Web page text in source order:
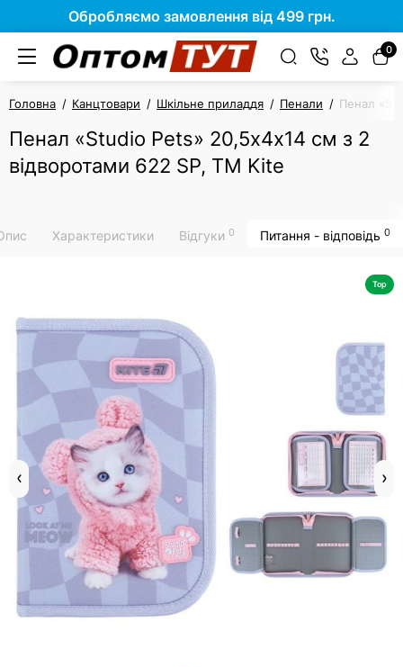
Обробляємо замовлення від 499 грн.
0
Головна Канцтовари Шкільне приладдя Пенали Пенал
Пенал «Studio Pets» 20,5х4х14 см з 2
відворотами 622 SP, ТМ Kite
Характеристики Відгуки 0 Питання - відповідь 0
Top